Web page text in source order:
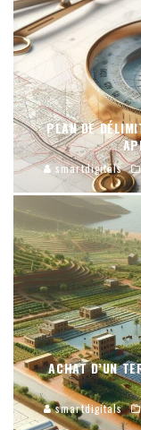
PLAN DE
smartdigitals
ACHAT D’UN
smartdigitals